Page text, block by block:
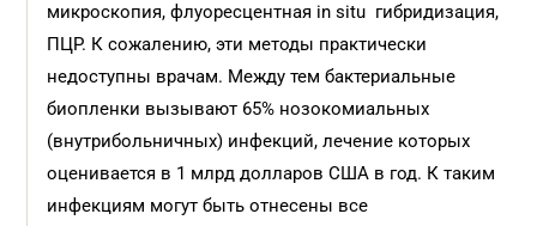
микроскопия, флуоресцентная in situ гибридизация,
ПЦР. К сожалению, эти методы практически
недоступны врачам. Между тем бактериальные
биопленки вызывают 65% нозокомиальных
(внутрибольничных) инфекций, лечение которых
оценивается в 1 млрд долларов США в год. К таким
инфекциям могут быть отнесены все